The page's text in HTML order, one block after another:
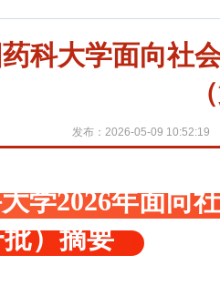
科大学面向社
发布：2026-05-09 10:52:19
学2026年面向
）摘要